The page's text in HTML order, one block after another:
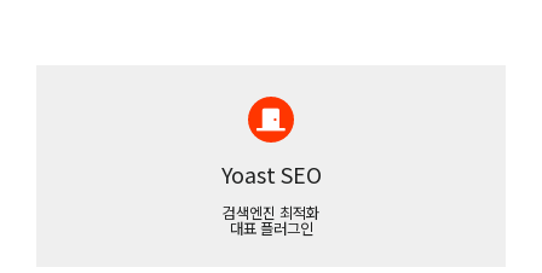
Yoast SEO
검색엔진 최적화
대표 플러그인